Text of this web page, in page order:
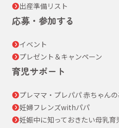
出産準備リスト
応募・参加する
イベント
プレゼント＆キャンペーン
育児サポート
プレママ・プレパパ 赤ちゃん
妊婦フレンズwithパパ
妊娠中に知っておきたい母乳育